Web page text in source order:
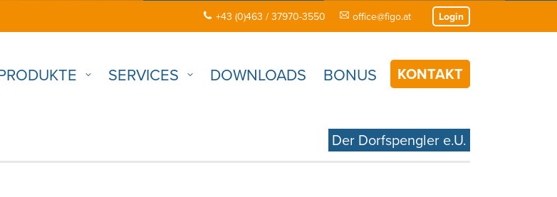
+43 (0)463 / 37970-3550 office@figo.at Login
SERVICES DOWNLOADS BONUS KONTAKT
Der Dorfspengler e.U.